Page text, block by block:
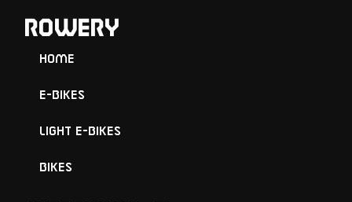
ROWERY
Home
E-Bikes
Light E-Bikes
Bikes